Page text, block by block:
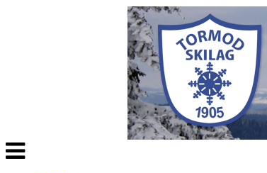
Veksle
navigasjon